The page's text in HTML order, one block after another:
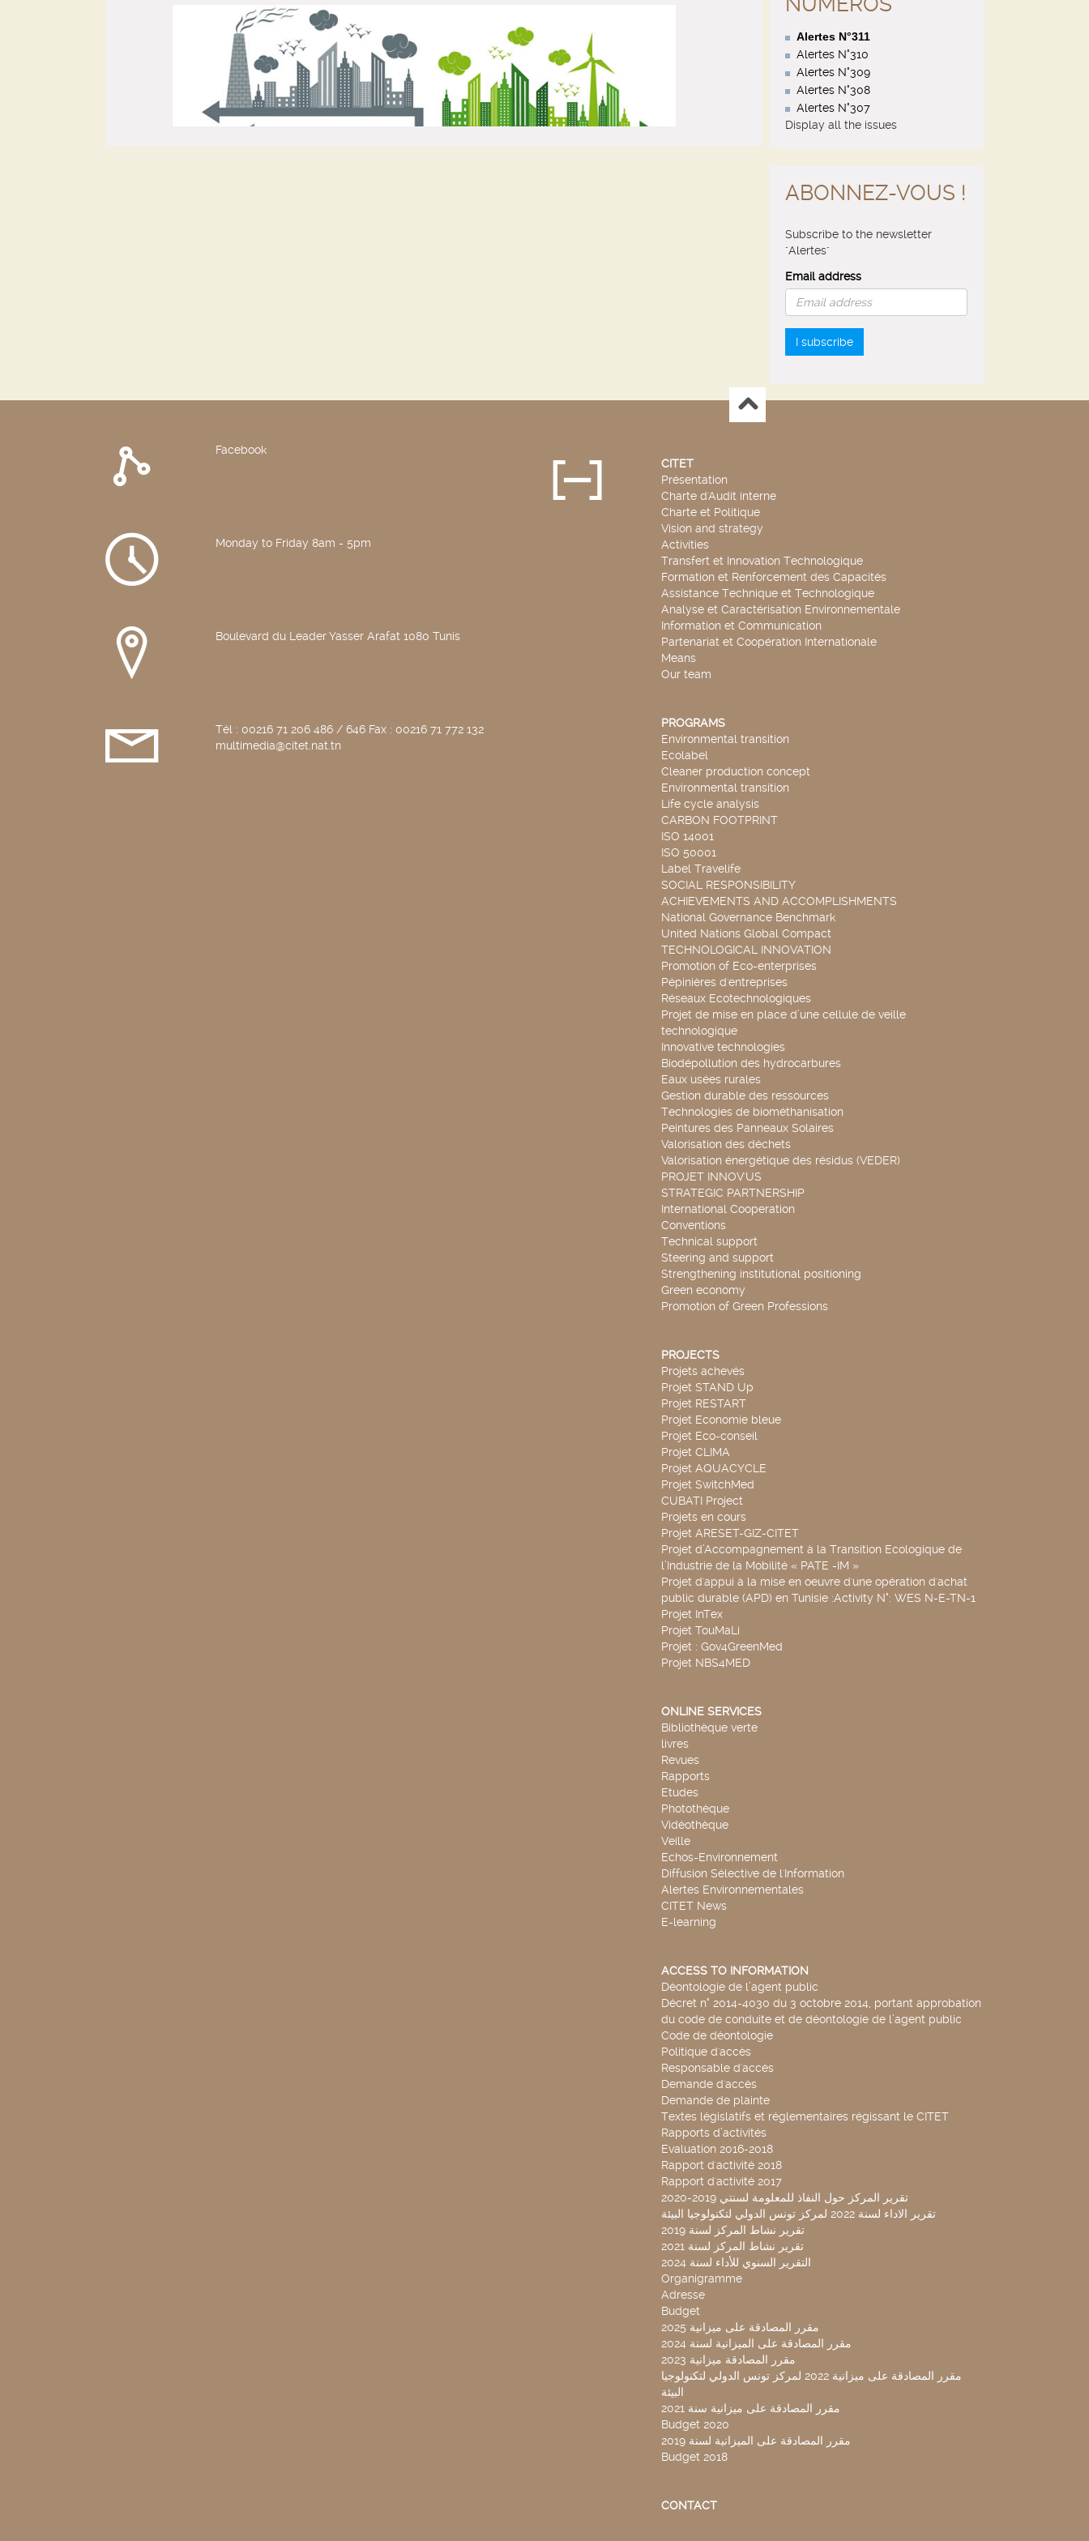
Alertes N°311
Alertes N°310
Alertes N°309
Alertes N°308
Alertes N°307
Display all the issues
ABONNEZ-VOUS !
Subscribe to the newsletter
"Alertes"
Email address
I subscribe
Facebook
Monday to Friday 8am - 5pm
Boulevard du Leader Yasser Arafat 1080 Tunis
Tél : 00216 71 206 486 / 646 Fax : 00216 71 772 132
multimedia@citet.nat.tn
CITET
Présentation
Charte d'Audit interne
Charte et Politique
Vision and strategy
Activities
Transfert et Innovation Technologique
Formation et Renforcement des Capacités
Assistance Technique et Technologique
Analyse et Caractérisation Environnementale
Information et Communication
Partenariat et Coopération Internationale
Means
Our team
PROGRAMS
Environmental transition
Ecolabel
Cleaner production concept
Environmental transition
Life cycle analysis
CARBON FOOTPRINT
ISO 14001
ISO 50001
Label Travelife
SOCIAL RESPONSIBILITY
ACHIEVEMENTS AND ACCOMPLISHMENTS
National Governance Benchmark
United Nations Global Compact
TECHNOLOGICAL INNOVATION
Promotion of Eco-enterprises
Pépinières d'entreprises
Réseaux Ecotechnologiques
Projet de mise en place d’une cellule de veille
technologique
Innovative technologies
Biodépollution des hydrocarbures
Eaux usées rurales
Gestion durable des ressources
Technologies de biométhanisation
Peintures des Panneaux Solaires
Valorisation des déchets
Valorisation énergétique des résidus (VEDER)
PROJET INNOV'US
STRATEGIC PARTNERSHIP
International Cooperation
Conventions
Technical support
Steering and support
Strengthening institutional positioning
Green economy
Promotion of Green Professions
PROJECTS
Projets achevés
Projet STAND Up
Projet RESTART
Projet Economie bleue
Projet Eco-conseil
Projet CLIMA
Projet AQUACYCLE
Projet SwitchMed
CUBATI Project
Projets en cours
Projet ARESET-GIZ-CITET
Projet d’Accompagnement à la Transition Ecologique de
l’Industrie de la Mobilité « PATE -IM »
Projet d'appui à la mise en oeuvre d'une opération d'achat
public durable (APD) en Tunisie :Activity N°: WES N-E-TN-1
Projet InTex
Projet TouMaLi
Projet : Gov4GreenMed
Projet NBS4MED
ONLINE SERVICES
Bibliothèque verte
livres
Revues
Rapports
Etudes
Photothèque
Vidéothèque
Veille
Echos-Environnement
Diffusion Sélective de l'Information
Alertes Environnementales
CITET News
E-learning
ACCESS TO INFORMATION
Déontologie de l’agent public
Décret n° 2014-4030 du 3 octobre 2014, portant approbation
du code de conduite et de déontologie de l’agent public
Code de déontologie
Politique d'accès
Responsable d'accès
Demande d'accès
Demande de plainte
Textes législatifs et réglementaires régissant le CITET
Rapports d’activités
Evaluation 2016-2018
Rapport d'activité 2018
Rapport d'activité 2017
تقرير المركز حول النفاذ للمعلومة لسنتي 2019-2020
تقرير الاداء لسنة 2022 لمركز تونس الدولي لتكنولوجيا البيئة
تقرير نشاط المركز لسنة 2019
تقرير نشاط المركز لسنة 2021
التقرير السنوي للأداء لسنة 2024
Organigramme
Adresse
Budget
2025 مقرر المصادقة على ميزانية
مقرر المصادقة على الميزانية لسنة 2024
مقرر المصادقة ميزانية 2023
مقرر المصادقة على ميزانية 2022 لمركز تونس الدولي لتكنولوجيا
البيئة
مقرر المصادقة على ميزانية سنة 2021
Budget 2020
مقرر المصادقة على الميزانية لسنة 2019
Budget 2018
CONTACT